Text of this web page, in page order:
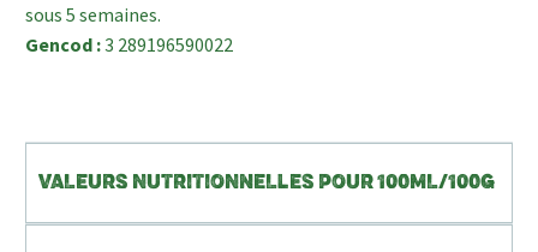
sous 5 semaines.
Gencod :3 289196590022
VALEURS NUTRITIONNELLES POUR 100ML/100G